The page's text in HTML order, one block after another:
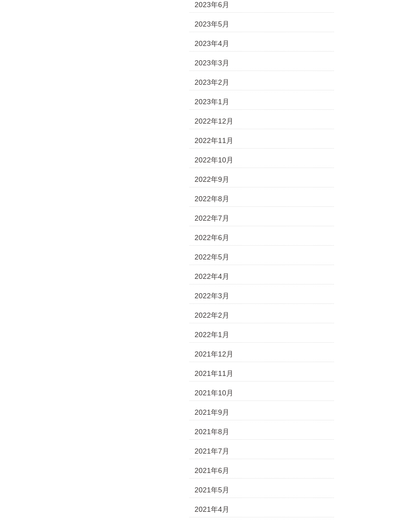
2023年6月
2023年5月
2023年4月
2023年3月
2023年2月
2023年1月
2022年12月
2022年11月
2022年10月
2022年9月
2022年8月
2022年7月
2022年6月
2022年5月
2022年4月
2022年3月
2022年2月
2022年1月
2021年12月
2021年11月
2021年10月
2021年9月
2021年8月
2021年7月
2021年6月
2021年5月
2021年4月